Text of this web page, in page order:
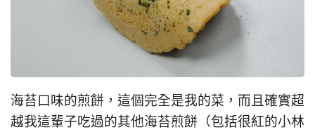
海苔口味的煎餅，這個完全是我的菜，而且確實超
越我這輩子吃過的其他海苔煎餅（包括很紅的小林